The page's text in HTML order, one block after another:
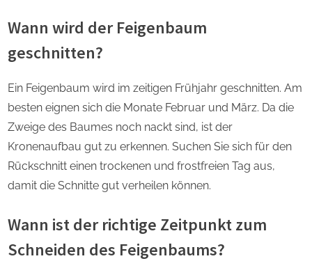
Wann wird der Feigenbaum
geschnitten?
Ein Feigenbaum wird im zeitigen Frühjahr geschnitten. Am
besten eignen sich die Monate Februar und März. Da die
Zweige des Baumes noch nackt sind, ist der
Kronenaufbau gut zu erkennen. Suchen Sie sich für den
Rückschnitt einen trockenen und frostfreien Tag aus,
damit die Schnitte gut verheilen können.
Wann ist der richtige Zeitpunkt zum
Schneiden des Feigenbaums?